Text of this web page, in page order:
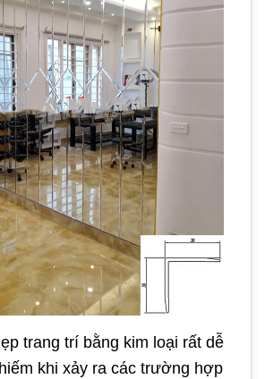
trang trí bằng kim loại rất dễ
khi xảy ra các trường hợp